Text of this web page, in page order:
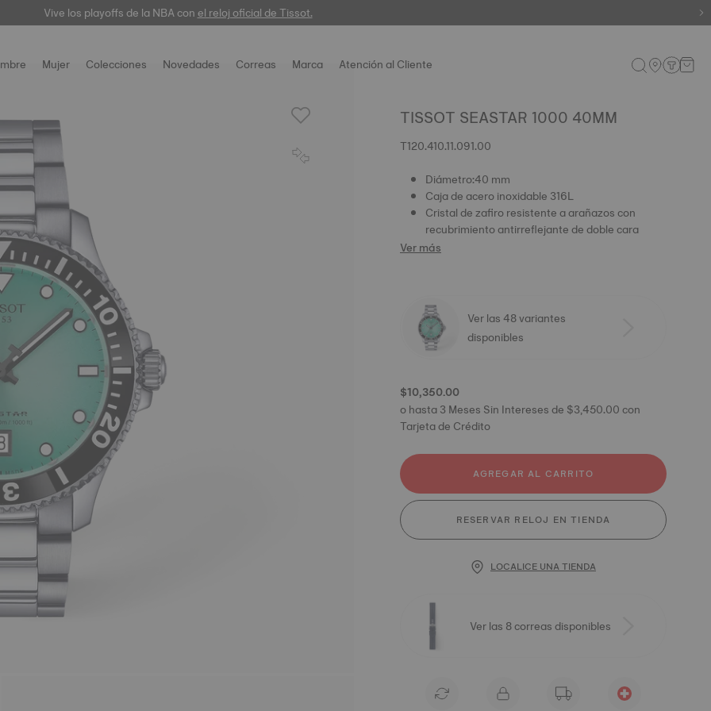
Vive los playoffs de la NBA conel reloj oficial de Tissot.
Mujer Colecciones Novedades Correas Marca Atención al Cliente
TISSOT SEASTAR 1000 40MM
T120.410.11.091.00
Diámetro:40 mm
Caja de acero inoxidable 316L
Cristal de zafiro resistente a arañazos con
recubrimiento antirreflejante de doble cara
Ver más
Ver las 48 variantes
disponibles
$10,350.00
o hasta 3 Meses Sin Intereses de $3,450.00 con
Tarjeta de Crédito
AGREGAR AL CARRITO
RESERVAR RELOJ EN TIENDA
LOCALICE UNA TIENDA
Ver las 8 correas disponibles